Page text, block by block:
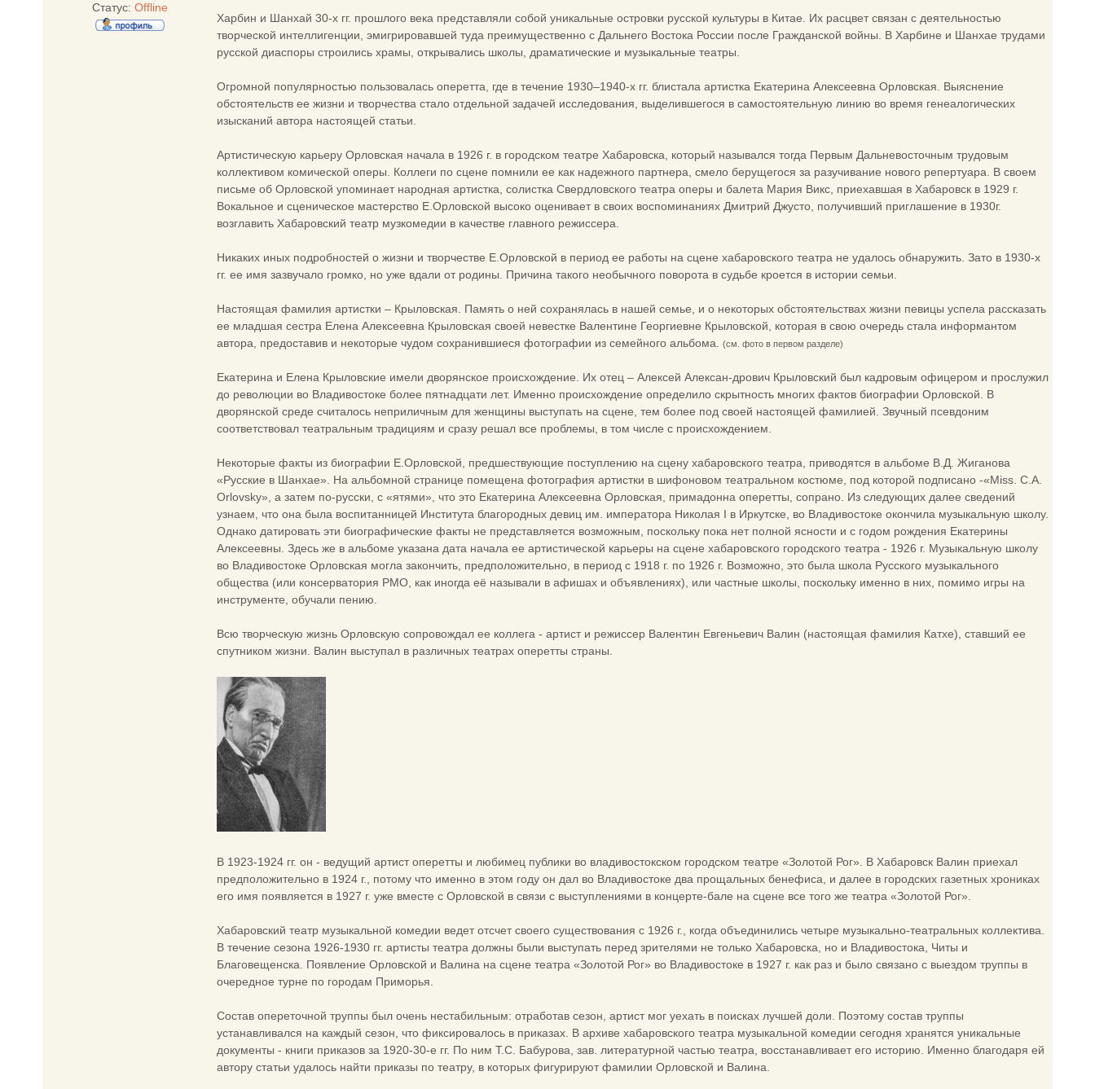
Статус: Offline
Харбин и Шанхай 30-х гг. прошлого века представляли собой уникальные островки русской культуры в Китае. Их расцвет связан с деятельностью
творческой интеллигенции, эмигрировавшей туда преимущественно с Дальнего Востока России после Гражданской войны. В Харбине и Шанхае трудами
русской диаспоры строились храмы, открывались школы, драматические и музыкальные театры.
Огромной популярностью пользовалась оперетта, где в течение 1930–1940-х гг. блистала артистка Екатерина Алексеевна Орловская. Выяснение
обстоятельств ее жизни и творчества стало отдельной задачей исследования, выделившегося в самостоятельную линию во время генеалогических
изысканий автора настоящей статьи.
Артистическую карьеру Орловская начала в 1926 г. в городском театре Хабаровска, который назывался тогда Первым Дальневосточным трудовым
коллективом комической оперы. Коллеги по сцене помнили ее как надежного партнера, смело берущегося за разучивание нового репертуара. В своем
письме об Орловской упоминает народная артистка, солистка Свердловского театра оперы и балета Мария Викс, приехавшая в Хабаровск в 1929 г.
Вокальное и сценическое мастерство Е.Орловской высоко оценивает в своих воспоминаниях Дмитрий Джусто, получивший приглашение в 1930г.
возглавить Хабаровский театр музкомедии в качестве главного режиссера.
Никаких иных подробностей о жизни и творчестве Е.Орловской в период ее работы на сцене хабаровского театра не удалось обнаружить. Зато в 1930-х
гг. ее имя зазвучало громко, но уже вдали от родины. Причина такого необычного поворота в судьбе кроется в истории семьи.
Настоящая фамилия артистки – Крыловская. Память о ней сохранялась в нашей семье, и о некоторых обстоятельствах жизни певицы успела рассказать
ее младшая сестра Елена Алексеевна Крыловская своей невестке Валентине Георгиевне Крыловской, которая в свою очередь стала информантом
автора, предоставив и некоторые чудом сохранившиеся фотографии из семейного альбома.
(см. фото в первом разделе)
Екатерина и Елена Крыловские имели дворянское происхождение. Их отец – Алексей Алексан-дрович Крыловский был кадровым офицером и прослужил
до революции во Владивостоке более пятнадцати лет. Именно происхождение определило скрытность многих фактов биографии Орловской. В
дворянской среде считалось неприличным для женщины выступать на сцене, тем более под своей настоящей фамилией. Звучный псевдоним
соответствовал театральным традициям и сразу решал все проблемы, в том числе с происхождением.
Некоторые факты из биографии Е.Орловской, предшествующие поступлению на сцену хабаровского театра, приводятся в альбоме В.Д. Жиганова
«Русские в Шанхае». На альбомной странице помещена фотография артистки в шифоновом театральном костюме, под которой подписано -«Miss. C.A.
Orlovsky», а затем по-русски, с «ятями», что это Екатерина Алексеевна Орловская, примадонна оперетты, сопрано. Из следующих далее сведений
узнаем, что она была воспитанницей Института благородных девиц им. императора Николая I в Иркутске, во Владивостоке окончила музыкальную школу.
Однако датировать эти биографические факты не представляется возможным, поскольку пока нет полной ясности и с годом рождения Екатерины
Алексеевны. Здесь же в альбоме указана дата начала ее артистической карьеры на сцене хабаровского городского театра - 1926 г. Музыкальную школу
во Владивостоке Орловская могла закончить, предположительно, в период с 1918 г. по 1926 г. Возможно, это была школа Русского музыкального
общества (или консерватория РМО, как иногда её называли в афишах и объявлениях), или частные школы, поскольку именно в них, помимо игры на
инструменте, обучали пению.
Всю творческую жизнь Орловскую сопровождал ее коллега - артист и режиссер Валентин Евгеньевич Валин (настоящая фамилия Катхе), ставший ее
спутником жизни. Валин выступал в различных театрах оперетты страны.
В 1923-1924 гг. он - ведущий артист оперетты и любимец публики во владивостокском городском театре «Золотой Рог». В Хабаровск Валин приехал
предположительно в 1924 г., потому что именно в этом году он дал во Владивостоке два прощальных бенефиса, и далее в городских газетных хрониках
его имя появляется в 1927 г. уже вместе с Орловской в связи с выступлениями в концерте-бале на сцене все того же театра «Золотой Рог».
Хабаровский театр музыкальной комедии ведет отсчет своего существования с 1926 г., когда объединились четыре музыкально-театральных коллектива.
В течение сезона 1926-1930 гг. артисты театра должны были выступать перед зрителями не только Хабаровска, но и Владивостока, Читы и
Благовещенска. Появление Орловской и Валина на сцене театра «Золотой Рог» во Владивостоке в 1927 г. как раз и было связано с выездом труппы в
очередное турне по городам Приморья.
Состав опереточной труппы был очень нестабильным: отработав сезон, артист мог уехать в поисках лучшей доли. Поэтому состав труппы
устанавливался на каждый сезон, что фиксировалось в приказах. В архиве хабаровского театра музыкальной комедии сегодня хранятся уникальные
документы - книги приказов за 1920-30-е гг. По ним Т.С. Бабурова, зав. литературной частью театра, восстанавливает его историю. Именно благодаря ей
автору статьи удалось найти приказы по театру, в которых фигурируют фамилии Орловской и Валина.